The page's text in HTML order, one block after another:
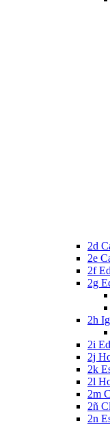
2d
2e
2f
2g
2h
2i
2j
2k
2l
2m
2ñ
2n